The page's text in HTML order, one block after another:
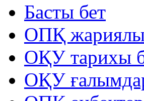
Басты бет
ОПҚ
ОҚУ тарихы
ОҚУ